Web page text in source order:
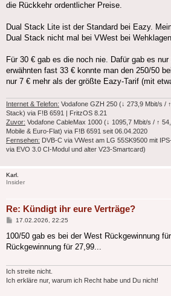
die Rückkehr ordentlicher Preise.
Dual Stack Lite ist der Standard bei Eazy.
Dual Stack nicht mal bei VWest bei
Für 30 € gab es die noch nie. Dafür gab es
erwähnten fast 33 € konnte man den 250/50
nur 7 € mehr als der größte Eazy-Tarif (mit
Internet & Telefon: Vodafone GZH 250 (↓ 273,9 Mbit/s /
Stack) via F!B 6591 | FritzOS 8.21
Zuvor: Vodafone CableMax 1000 (↓ 1095,7 Mbit/s / ↑
Mobile & Euro-Flat) via F!B 6591 seit 06.04.2020
Fernsehen: DVB-C via VWest am LG 55SK9500 mit
via EVO 3.0 CI-Modul und alter V23-Smartcard)
Karl.
Insider
Re: Kündigt ihr eure Verträge?
Beitrag
17.02.2026, 22:25
100/50 gab es bei der West Rückgewinnung
Rückgewinnung für 27,99...
Ich streite nicht.
Ich erkläre nur, warum ich Recht habe und Du nicht!